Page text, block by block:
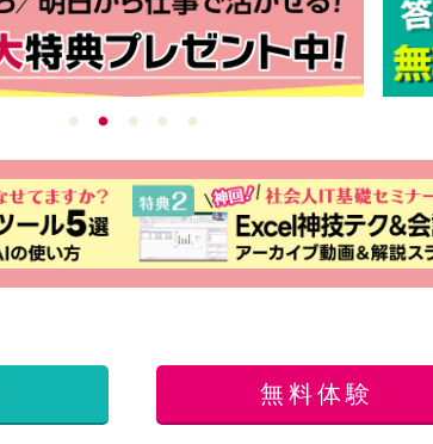
無料体験